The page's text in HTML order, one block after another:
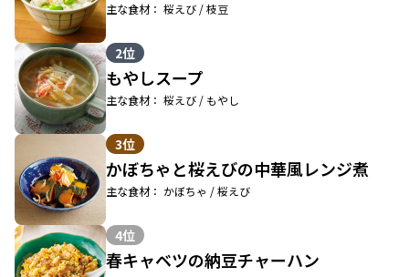
主な食材： 桜えび / 枝豆
2位
もやしスープ
主な食材： 桜えび / もやし
3位
かぼちゃと桜えびの中華風レンジ煮
主な食材： かぼちゃ / 桜えび
4位
春キャベツの納豆チャーハン